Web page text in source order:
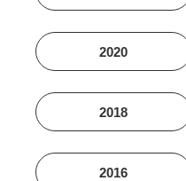
2020
2018
2016